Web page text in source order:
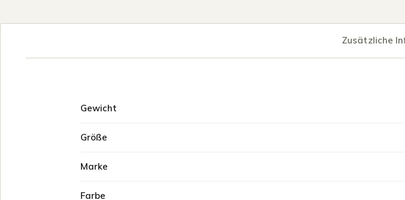
Zusätzliche
Gewicht
Größe
Marke
Farbe